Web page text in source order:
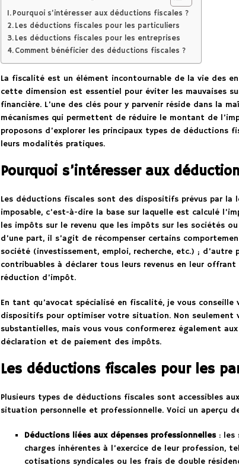
Pourquoi s’intéresser aux déductions fiscales ?
Les déductions fiscales pour les particuliers
Les déductions fiscales pour les entreprises
Comment bénéficier des déductions fiscales ?
La fiscalité est un élément incontournable de la vie des
cette dimension est essentiel pour éviter les mauvaises
financière. L’une des clés pour y parvenir réside dans la
mécanismes qui permettent de réduire le montant de
proposons d’explorer les principaux types de déductions
leurs modalités pratiques.
Pourquoi s’intéresser aux
Les déductions fiscales sont des dispositifs prévus par
imposable, c’est-à-dire la base sur laquelle est calculé
les impôts sur le revenu que les impôts sur les sociétés
d’une part, il s’agit de récompenser certains
société (investissement, emploi, recherche, etc.) ; d’autre
contribuables à déclarer tous leurs revenus en leur
réduction d’impôt.
En tant qu’avocat spécialisé en fiscalité, je vous conseille
dispositifs pour optimiser votre situation. Non seulement
substantielles, mais vous vous conformerez également
déclaration et de paiement des impôts.
Les déductions fiscales pour les
Plusieurs types de déductions fiscales sont accessibles
situation personnelle et professionnelle. Voici un aperçu
Déductions liées aux dépenses professionnelles: les
charges inhérentes à l’exercice de leur profession,
cotisations syndicales ou les frais de double